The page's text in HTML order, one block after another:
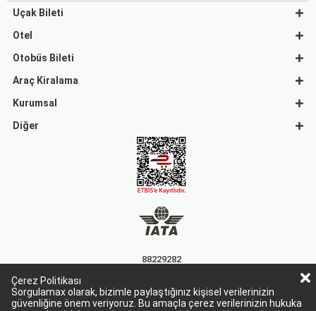
Çerez Politikası
Sorgulamax olarak, bizimle paylaştığınız kişisel verilerinizin
güvenliğine önem veriyoruz. Bu amaçla çerez verilerinizin hukuka
Uçak Bileti
Otel
Otobüs Bileti
Araç Kiralama
Kurumsal
Diğer
88229282
15863